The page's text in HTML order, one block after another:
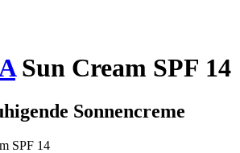
Sun Cream SPF 14
Sonnencreme
SPF 14